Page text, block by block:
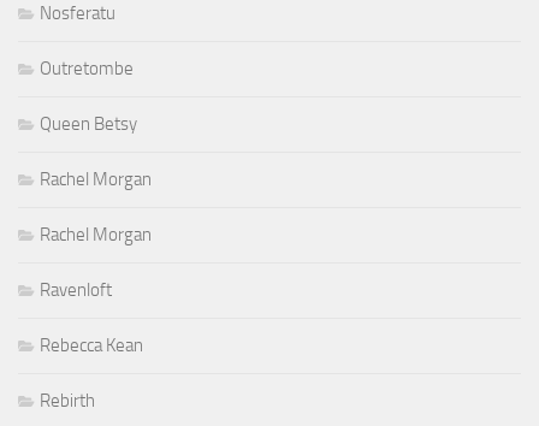
Nosferatu
Outretombe
Queen Betsy
Rachel Morgan
Rachel Morgan
Ravenloft
Rebecca Kean
Rebirth